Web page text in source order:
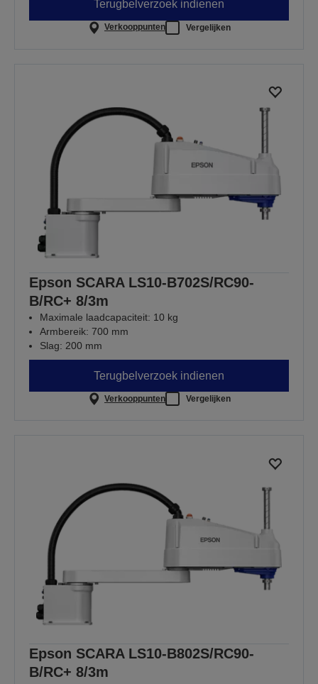
Terugbelverzoek indienen
Verkooppunten Vergelijken
Epson SCARA LS10-B702S/RC90-
B/RC+ 8/3m
Maximale laadcapaciteit: 10 kg
Armbereik: 700 mm
Slag: 200 mm
Terugbelverzoek indienen
Verkooppunten Vergelijken
Epson SCARA LS10-B802S/RC90-
B/RC+ 8/3m